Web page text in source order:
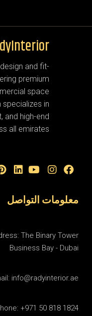
and fit-
premium
space
in
and high-end
all emirates.
معلومات التواصل
The Binary Tower
Business Bay - Dubai
info@radyinterior.ae
+971 50 818 1824